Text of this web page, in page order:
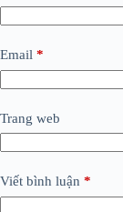
Email *
Trang web
Viết bình luận *